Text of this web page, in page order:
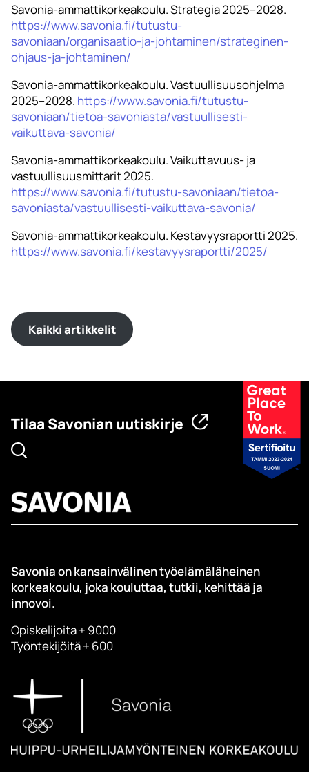
Savonia-ammattikorkeakoulu. Strategia 2025–2028.
https://www.savonia.fi/tutustu-
savoniaan/organisaatio-ja-johtaminen/strateginen-
ohjaus-ja-johtaminen/
Savonia-ammattikorkeakoulu. Vastuullisuusohjelma
2025–2028. https://www.savonia.fi/tutustu-
savoniaan/tietoa-savoniasta/vastuullisesti-
vaikuttava-savonia/
Savonia-ammattikorkeakoulu. Vaikuttavuus- ja
vastuullisuusmittarit 2025.
https://www.savonia.fi/tutustu-savoniaan/tietoa-
savoniasta/vastuullisesti-vaikuttava-savonia/
Savonia-ammattikorkeakoulu. Kestävyysraportti 2025.
https://www.savonia.fi/kestavyysraportti/2025/
Kaikki artikkelit
Tilaa Savonian uutiskirje
Savonia on kansainvälinen työelämäläheinen
korkeakoulu, joka kouluttaa, tutkii, kehittää ja
innovoi.
Opiskelijoita + 9000
Työntekijöitä + 600